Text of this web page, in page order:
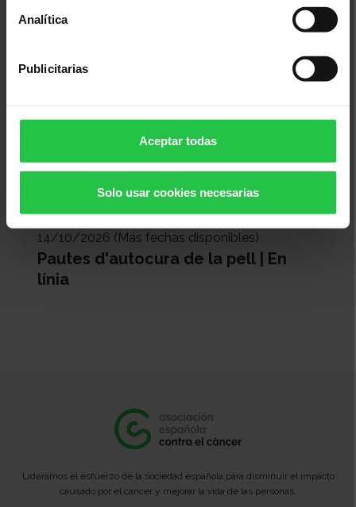
Analítica
Publicitarias
Aceptar todas
Solo usar cookies necesarias
14/10/2026 (Más fechas disponibles)
Pautes d'autocura de la pell | En
línia
Lideramos el esfuerzo de la sociedad española para disminuir el impacto
causado por el cáncer y mejorar la vida de las personas.